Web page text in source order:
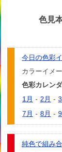
色見
今日の色彩
カラーイメ
色彩カレン
1月 - 2月 -
7月 - 8月 -
純色で組み